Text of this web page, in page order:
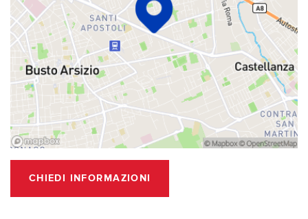
CHIEDI INFORMAZIONI